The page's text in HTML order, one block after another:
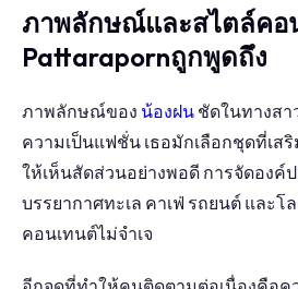
ภาพลักษณ์และสไตล์คอ
Pattarapornถูกพูดถึง
ภาพลักษณ์ของ น้องฝน ชัดในทางส
ความเป็นแฟชั่น เธอมักเลือกชุดที่เส
ให้เห็นสัดส่วนอย่างพอดี การจัดองค์
บรรยากาศทะเล คาเฟ่ รถยนต์ และโ
คอนเทนต์ไม่จำเจ